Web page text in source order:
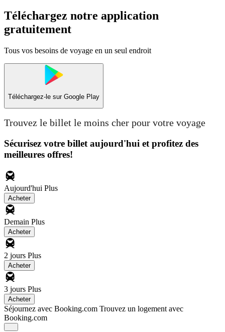
Téléchargez notre application
gratuitement
Tous vos besoins de voyage en un seul endroit
Téléchargez-le sur Google Play
Trouvez le billet le moins cher pour votre voyage
Sécurisez votre billet aujourd'hui et profitez des
meilleures offres!
Aujourd'hui Plus
Acheter
Demain Plus
Acheter
2 jours Plus
Acheter
3 jours Plus
Acheter
Séjournez avec Booking.com Trouvez un logement avec
Booking.com